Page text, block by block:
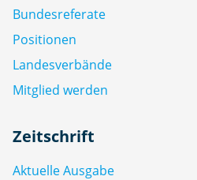
Bundesreferate
Positionen
Landesverbände
Mitglied werden
Zeitschrift
Aktuelle Ausgabe